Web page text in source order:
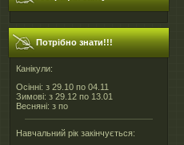
Потрібно знати!!!
Канікули:
Осінні: з 29.10 по 04.11
Зимові: з 29.12 по 13.01
Весняні: з по
Навчальний рік закінчується: